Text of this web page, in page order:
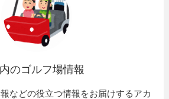
のゴルフ場情報
などの役立つ情報をお届けするアカ